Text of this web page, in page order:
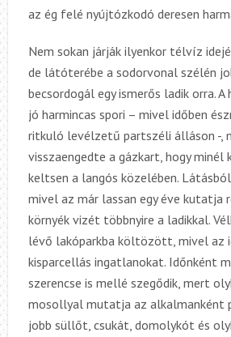
az ég felé nyújtózkodó deresen
Nem sokan járják ilyenkor télvíz
de látóterébe a sodorvonal szélén
becsordogál egy ismerős ladik orra.
jó harmincas spori – mivel időben
ritkuló levélzetű partszéli álláson -,
visszaengedte a gázkart, hogy minél
keltsen a langós közelében.
mivel az már lassan egy éve kutatja
környék vizét többnyire a ladikkal.
lévő lakóparkba költözött, mivel az
kisparcellás ingatlanokat. Időnként
szerencse is mellé szegődik, mert
mosollyal mutatja az alkalmanként
jobb süllőt, csukát, domolykót és